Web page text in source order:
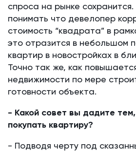
спроса на рынке
понимать что девелопер
стоимость “квадрата” в
это отразится в небольшом
квартир в новостройках в
Точно так же, как
недвижимости по мере
готовности объекта.
- Какой совет вы дадите
покупать квартиру?
- Подводя черту под